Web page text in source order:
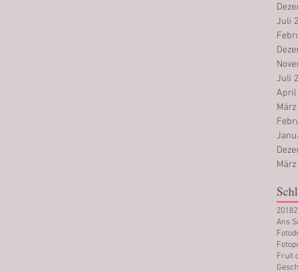
Juli
Juli
April
2018
Ans
Fruit